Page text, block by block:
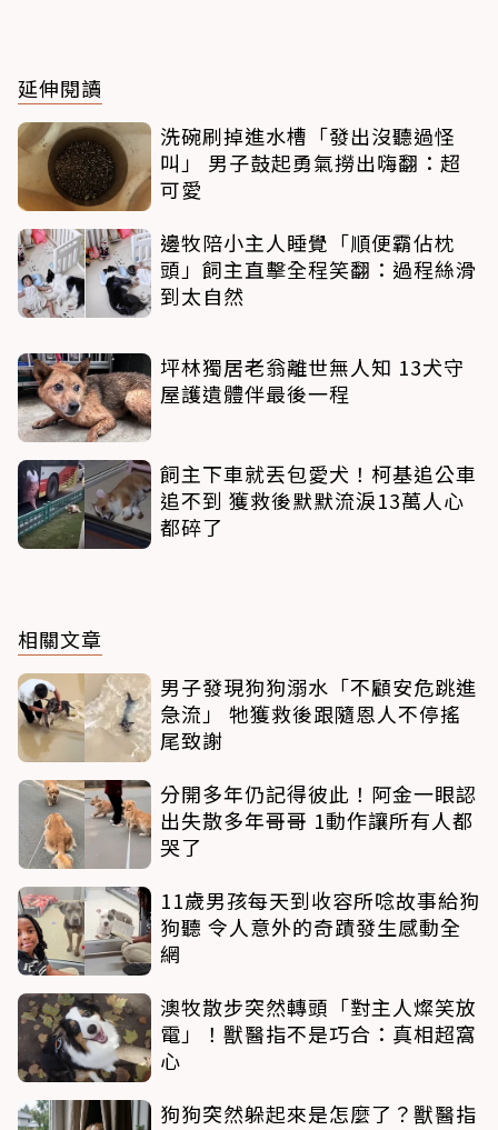
延伸閱讀
洗碗刷掉進水槽「發出沒聽過怪
叫」 男子鼓起勇氣撈出嗨翻：超
可愛
邊牧陪小主人睡覺「順便霸佔枕
頭」飼主直擊全程笑翻：過程絲滑
到太自然
坪林獨居老翁離世無人知 13犬守
屋護遺體伴最後一程
飼主下車就丟包愛犬！柯基追公車
追不到 獲救後默默流淚13萬人心
都碎了
相關文章
男子發現狗狗溺水「不顧安危跳進
急流」 牠獲救後跟隨恩人不停搖
尾致謝
分開多年仍記得彼此！阿金一眼認
出失散多年哥哥 1動作讓所有人都
哭了
11歲男孩每天到收容所唸故事給狗
狗聽 令人意外的奇蹟發生感動全
網
澳牧散步突然轉頭「對主人燦笑放
電」！獸醫指不是巧合：真相超窩
心
狗狗突然躲起來是怎麼了？獸醫指